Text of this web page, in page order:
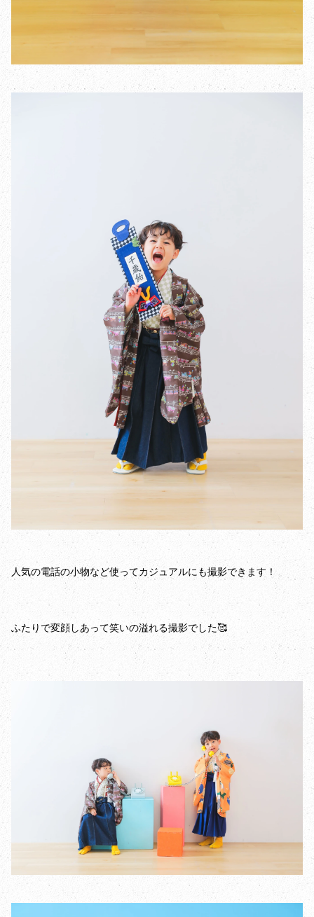
人気の電話の小物など使ってカジュアルにも撮影できます！
ふたりで変顔しあって笑いの溢れる撮影でした🥰